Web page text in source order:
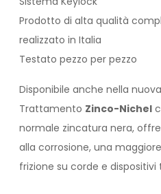
Prodotto di alta qualità
realizzato in Italia
Testato pezzo per pezzo
Disponibile anche nella
Trattamento Zinco-Nichel
normale zincatura nera,
alla corrosione, una
frizione su corde e dispositivi